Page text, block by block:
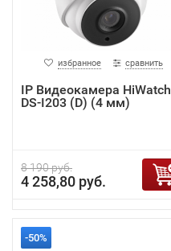
избранное сравнить
IP Видеокамера HiWatch
DS-I203 (D) (4 мм)
8 190 руб.
4 258,80 руб.
-50%